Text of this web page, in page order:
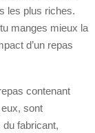
les plus riches.
manges mieux la
d’un repas
contenant
sont
fabricant,